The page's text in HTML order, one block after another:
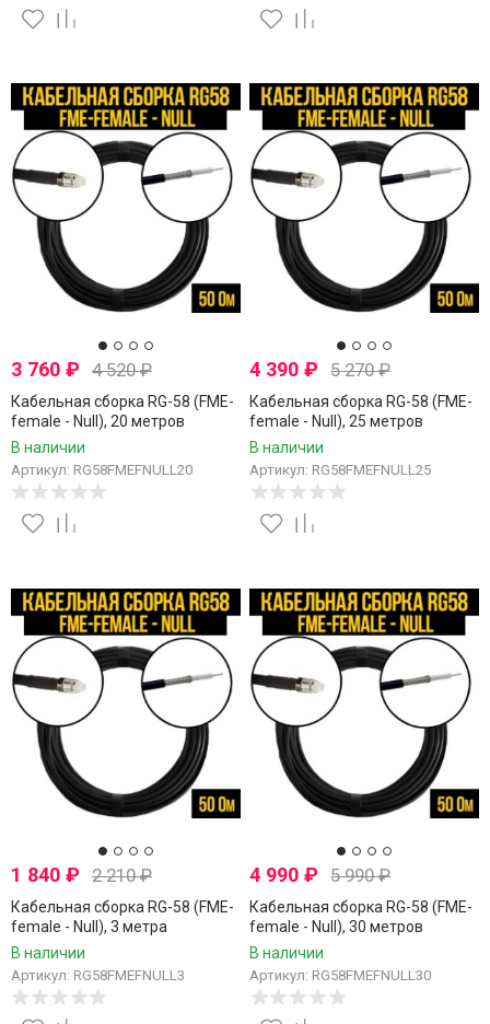
3 760 ₽ 4 520₽
Кабельная сборка RG-58 (FME-
female - Null), 20 метров
В наличии
Артикул: RG58FMEFNULL20
4 390₽ 5 270₽
Кабельная сборка RG-58 (FME-
female - Null), 25 метров
В наличии
Артикул: RG58FMEFNULL25
1 840 ₽ 2 210₽
Кабельная сборка RG-58 (FME-
female - Null), 3 метра
В наличии
Артикул: RG58FMEFNULL3
4 990₽ 5 990₽
Кабельная сборка RG-58 (FME-
female - Null), 30 метров
В наличии
Артикул: RG58FMEFNULL30